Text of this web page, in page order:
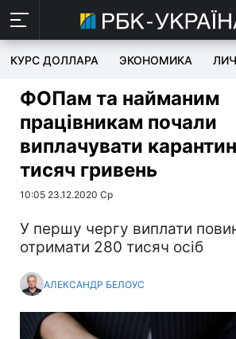
КУРС ДОЛЛАРА ЭКОНОМИКА
ФОПам та найманим
працівникам почали
виплачувати
тисяч гривень
10:05 23.12.2020 Ср
У першу чергу виплати
отримати 280 тисяч осіб
АЛЕКСАНДР БЕЛОУС